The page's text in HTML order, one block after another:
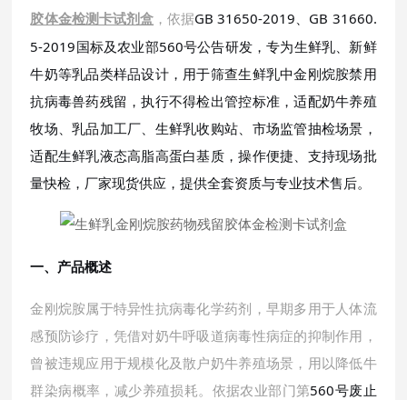
胶体金检测卡试剂盒 ，依据GB 31650-2019、GB 31660.
5-2019国标及农业部560号公告研发，专为生鲜乳、新鲜
牛奶等乳品类样品设计，用于筛查生鲜乳中金刚烷胺禁用
抗病毒兽药残留，执行不得检出管控标准，适配奶牛养殖
牧场、乳品加工厂、生鲜乳收购站、市场监管抽检场景，
适配生鲜乳液态高脂高蛋白基质，操作便捷、支持现场批
量快检，厂家现货供应，提供全套资质与专业技术售后。
一、产品概述
金刚烷胺属于特异性抗病毒化学药剂，早期多用于人体流
感预防诊疗，凭借对奶牛呼吸道病毒性病症的抑制作用，
曾被违规应用于规模化及散户奶牛养殖场景，用以降低牛
群染病概率，减少养殖损耗。依据农业部门第560号废止